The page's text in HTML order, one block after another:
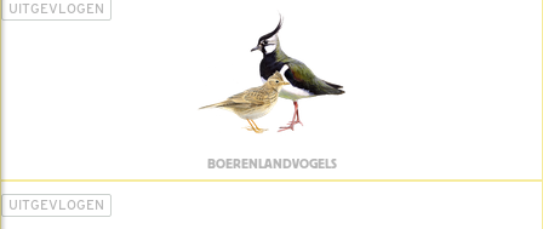
UITGEVLOGEN
BOERENLANDVOGELS
UITGEVLOGEN